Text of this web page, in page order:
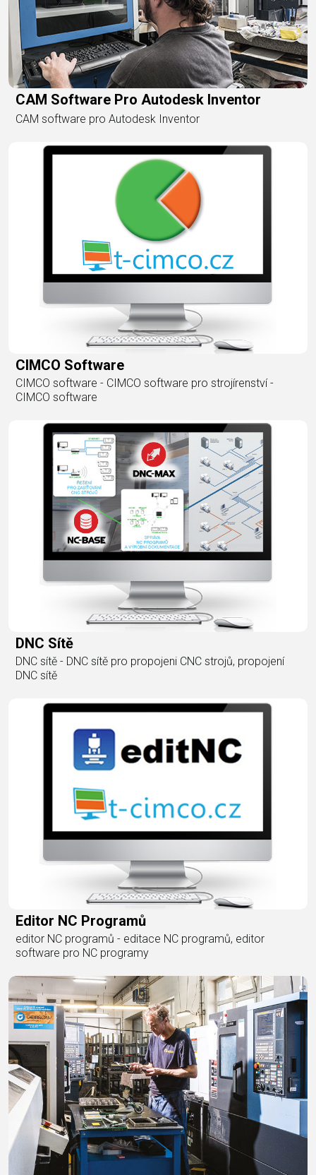
CAM Software Pro Autodesk Inventor
CAM software pro Autodesk Inventor
CIMCO Software
CIMCO software - CIMCO software pro strojírenství -
CIMCO software
DNC Sítě
DNC sítě - DNC sítě pro propojeni CNC strojů, propojení
DNC sítě
Editor NC Programů
editor NC programů - editace NC programů, editor
software pro NC programy